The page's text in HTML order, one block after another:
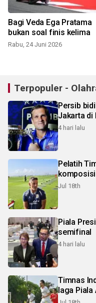
Bagi Veda Ega Pratama
bukan soal finis kelima
Rabu, 24 Juni 2026
Terpopuler -
Persib
Jakarta di
4 hari lalu
Pelatih
Jul 18th
Piala
semifinal
4 hari lalu
Timnas
laga Piala